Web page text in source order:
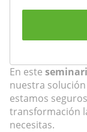
En este
nuestra
estamos
transformación
necesitas.